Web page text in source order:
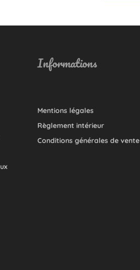
Informations
Mentions légales
Règlement intérieur
Conditions générales de vente